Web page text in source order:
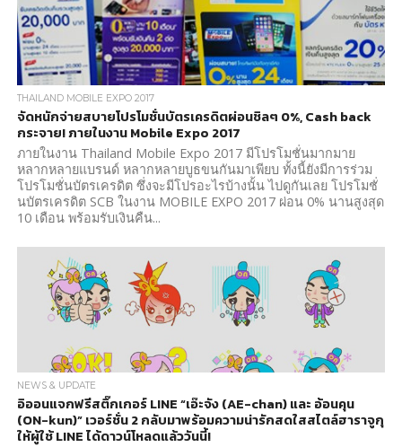
THAILAND MOBILE EXPO 2017
จัดหนักจ่ายสบายโปรโมชั่นบัตรเครดิตผ่อนชิลๆ 0%, Cash back
กระจาย! ภายในงาน Mobile Expo 2017
ภายในงาน Thailand Mobile Expo 2017 มีโปรโมชั่นมากมาย
หลากหลายแบรนด์ หลากหลายบูธขนกันมาเพียบ ทั้งนี้ยังมีการร่วม
โปรโมชั่นบัตรเครดิต ซึ่งจะมีโปรอะไรบ้างนั้น ไปดูกันเลย โปรโมชั่
นบัตรเครดิต SCB ในงาน MOBILE EXPO 2017 ผ่อน 0% นานสูงสุด
10 เดือน พร้อมรับเงินคืน...
NEWS & UPDATE
อิออนแจกฟรีสติ๊กเกอร์ LINE “เอ๊ะจัง (AE-chan) และ อ้อนคุน
(ON-kun)” เวอร์ชั่น 2 กลับมาพร้อมความน่ารักสดใสสไตล์ฮาราจูกุ
ให้ผู้ใช้ LINE ได้ดาวน์โหลดแล้ววันนี้!